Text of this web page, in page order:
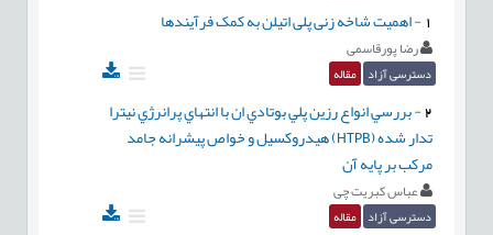
-اهمیت شاخه زنی پلی اتیلن به کمک فرآیندها
رضا پورقاسمی
دسترسی آزاد مقاله
2
-بررسي انواع رزين پلي بوتادي ان با انتهاي پرانرژي نیترا
تدار شده (HTPB) هيدروکسيل و خواص پيشرانه جامد
مرکب بر پايه آن
عباس کبریت چی
دسترسی آزاد مقاله